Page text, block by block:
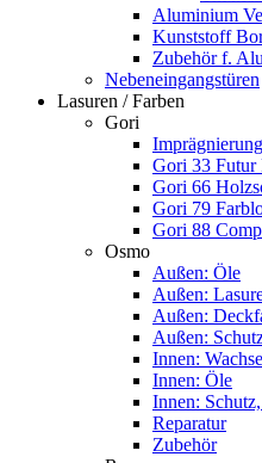
Aluminium
Kunststoff
Zubehör f.
Nebeneingangstüren
Lasuren / Farben
Gori
Imprägnierung
Gori 33 Futur
Gori 66
Gori 79
Gori 88
Osmo
Außen: Öle
Außen:
Außen:
Außen:
Innen: Wachse
Innen: Öle
Innen:
Reparatur
Zubehör